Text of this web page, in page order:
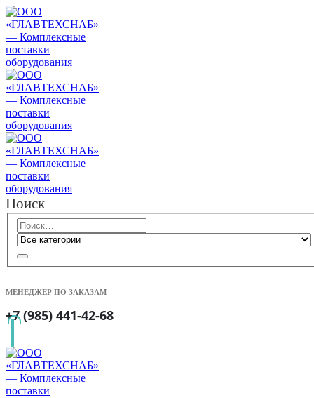
Поиск
МЕНЕДЖЕР ПО ЗАКАЗАМ
+7 (985) 441-42-68